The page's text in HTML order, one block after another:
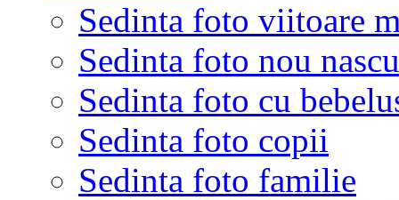
Sedinta foto viitoare
Sedinta foto nou
Sedinta foto cu
Sedinta foto copii
Sedinta foto familie